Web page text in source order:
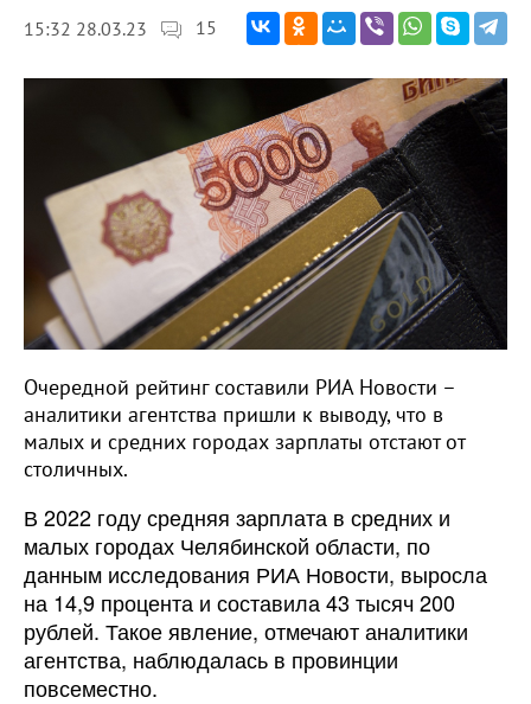
15:32 28.03.23 15
Очередной рейтинг составили РИА Новости –
аналитики агентства пришли к выводу, что в
малых и средних городах зарплаты отстают от
столичных.
В 2022 году средняя зарплата в средних и
малых городах Челябинской области, по
данным исследования РИА Новости, выросла
на 14,9 процента и составила 43 тысяч 200
рублей. Такое явление, отмечают аналитики
агентства, наблюдалась в провинции
повсеместно.